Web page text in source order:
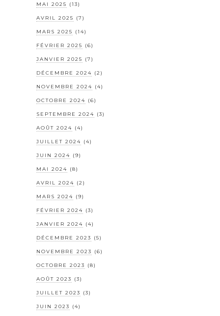
MAI 2025 (13)
AVRIL 2025 (7)
MARS 2025 (14)
FÉVRIER 2025 (6)
JANVIER 2025 (7)
DÉCEMBRE 2024 (2)
NOVEMBRE 2024 (4)
OCTOBRE 2024 (6)
SEPTEMBRE 2024 (3)
AOÛT 2024 (4)
JUILLET 2024 (4)
JUIN 2024 (9)
MAI 2024 (8)
AVRIL 2024 (2)
MARS 2024 (9)
FÉVRIER 2024 (3)
JANVIER 2024 (4)
DÉCEMBRE 2023 (5)
NOVEMBRE 2023 (6)
OCTOBRE 2023 (8)
AOÛT 2023 (3)
JUILLET 2023 (3)
JUIN 2023 (4)